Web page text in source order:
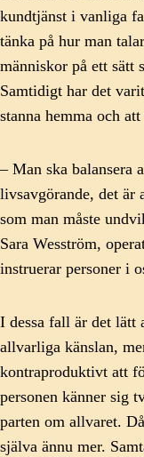
kundtjänst i vanliga
tänka på hur man
människor på ett sätt
Samtidigt har det
stanna hemma och
– Man ska balansera
livsavgörande, det är
som man måste
Sara Wesström,
instruerar personer i
I dessa fall är det lätt
allvarliga känslan,
kontraproduktivt att
personen känner sig
parten om allvaret.
själva ännu mer.